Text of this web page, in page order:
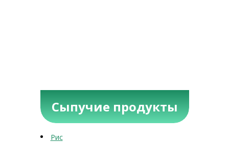
Сыпучие продукты
Рис